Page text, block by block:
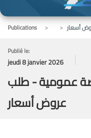
Publications أسعار
Publié le:
jeudi 8 janvier 2026
عمومية - طلب
عروض أسعار